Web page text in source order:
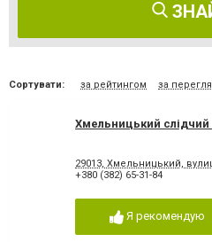
Сортувати: за рейтингом за
Хмельницький слідчий
29013, Хмельницький,
+380 (382) 65-31-84
Я рекомендую